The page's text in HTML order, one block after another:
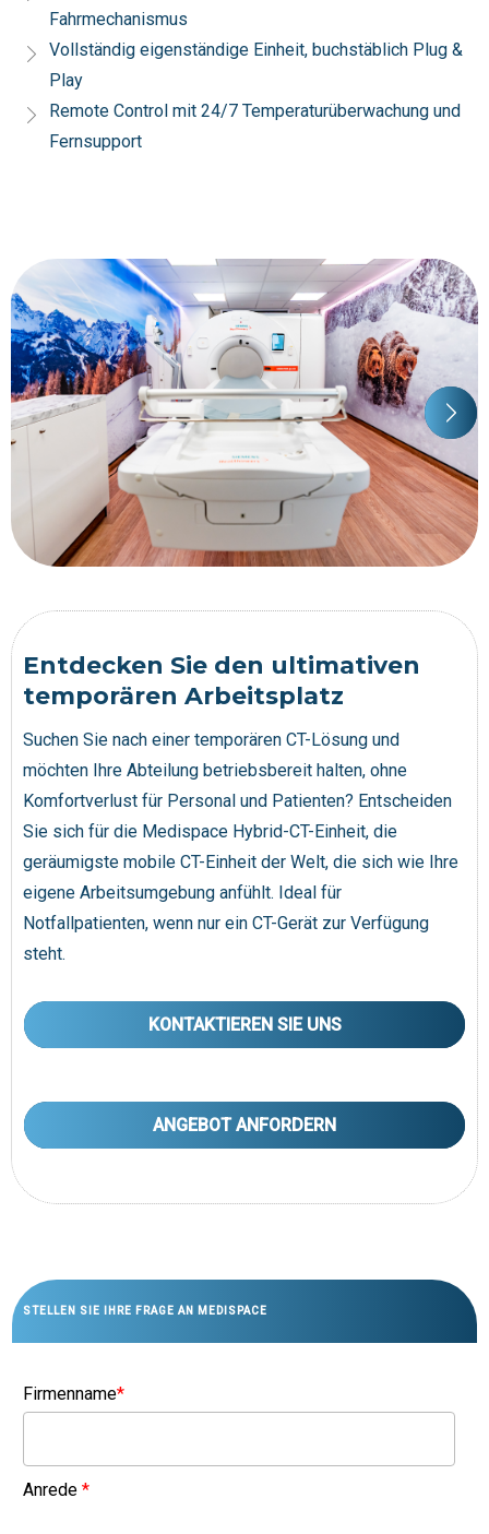
Fahrmechanismus
Vollständig eigenständige Einheit, buchstäblich Plug &
Play
Remote Control mit 24/7 Temperaturüberwachung und
Fernsupport
Entdecken Sie den ultimativen
temporären Arbeitsplatz
Suchen Sie nach einer temporären CT-Lösung und
möchten Ihre Abteilung betriebsbereit halten, ohne
Komfortverlust für Personal und Patienten? Entscheiden
Sie sich für die Medispace Hybrid-CT-Einheit, die
geräumigste mobile CT-Einheit der Welt, die sich wie Ihre
eigene Arbeitsumgebung anfühlt. Ideal für
Notfallpatienten, wenn nur ein CT-Gerät zur Verfügung
steht.
KONTAKTIEREN SIE UNS
ANGEBOT ANFORDERN
STELLEN SIE IHRE FRAGE AN MEDISPACE
Firmenname*
Anrede *